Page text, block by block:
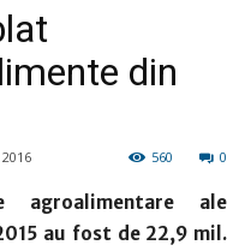
din
0
560
agroalimentare ale
au fost de 22,9 mil.